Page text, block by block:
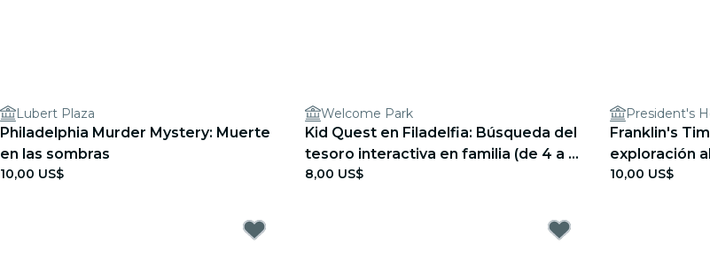
Lubert Plaza
Philadelphia Murder Mystery: Muerte
en las sombras
10,00 US$
Welcome Park
Kid Quest en Filadelfia: Búsqueda del
tesoro interactiva en familia (de 4 a 8
años)
8,00 US$
President's
Franklin's
exploración
10,00 US$